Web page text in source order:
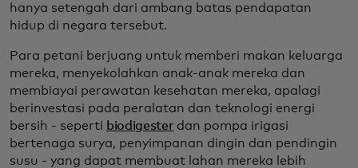
hanya setengah dari ambang batas pendapatan
hidup di negara tersebut.
Para petani berjuang untuk memberi makan keluarga
mereka, menyekolahkan anak-anak mereka dan
membiayai perawatan kesehatan mereka, apalagi
berinvestasi pada peralatan dan teknologi energi
bersih - seperti biodigesterdan pompa irigasi
bertenaga surya, penyimpanan dingin dan pendingin
susu - yang dapat membuat lahan mereka lebih